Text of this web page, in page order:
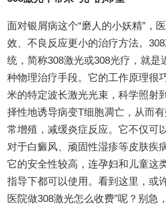
面对银屑病这个“磨人的小妖精”，
效、不良反应更小的治疗方法。
统，简称308激光或308光疗，就是
种物理治疗手段。它的工作原理很
米的特定波长激光光束，科学照射
择性地诱导病变T细胞凋亡，从而
常增殖，减缓炎症反应。它不仅可
对于白癜风、顽固性湿疹等皮肤疾
它的安全性较高，连孕妇和儿童这
指导下都可以使用。看到这里，或
医院做308激光怎么收费”呢？别急